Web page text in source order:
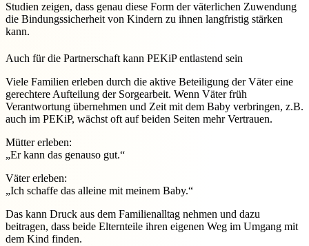
Studien zeigen, dass genau diese Form der väterlichen Zuwendung
die Bindungssicherheit von Kindern zu ihnen langfristig stärken
kann.
Auch für die Partnerschaft kann PEKiP entlastend sein
Viele Familien erleben durch die aktive Beteiligung der Väter eine
gerechtere Aufteilung der Sorgearbeit. Wenn Väter früh
Verantwortung übernehmen und Zeit mit dem Baby verbringen, z.B.
auch im PEKiP, wächst oft auf beiden Seiten mehr Vertrauen.
Mütter erleben:
„Er kann das genauso gut.“
Väter erleben:
„Ich schaffe das alleine mit meinem Baby.“
Das kann Druck aus dem Familienalltag nehmen und dazu
beitragen, dass beide Elternteile ihren eigenen Weg im Umgang mit
dem Kind finden.